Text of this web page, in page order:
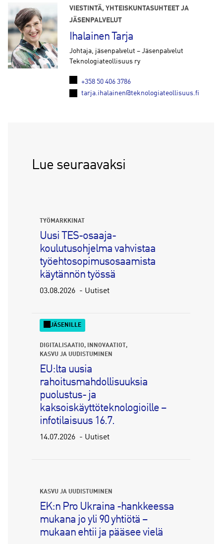
VIESTINTÄ, YHTEISKUNTASUHTEET JA
JÄSENPALVELUT
Ihalainen Tarja
Johtaja, jäsenpalvelut – Jäsenpalvelut
Teknologiateollisuus ry
+358 50 406 3786
tarja.ihalainen@teknologiateollisuus.fi
Lue seuraavaksi
TYÖMARKKINAT
Uusi TES-osaaja-
koulutusohjelma vahvistaa
työehtosopimusosaamista
käytännön työssä
03.08.2026 Uutiset
DIGITALISAATIO
INNOVAATIOT
KASVU JA UUDISTUMINEN
EU:lta uusia
rahoitusmahdollisuuksia
puolustus- ja
kaksoiskäyttöteknologioille –
infotilaisuus 16.7.
14.07.2026 Uutiset
JÄSENILLE
KASVU JA UUDISTUMINEN
EK:n Pro Ukraina -hankkeessa
mukana jo yli 90 yhtiötä –
mukaan ehtii ja pääsee vielä